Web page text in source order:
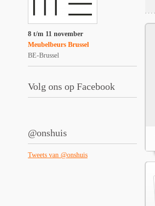
8 t/m 11 november
Meubelbeurs Brussel
BE-Brussel
Volg ons op Facebook
@onshuis
Tweets van @onshuis